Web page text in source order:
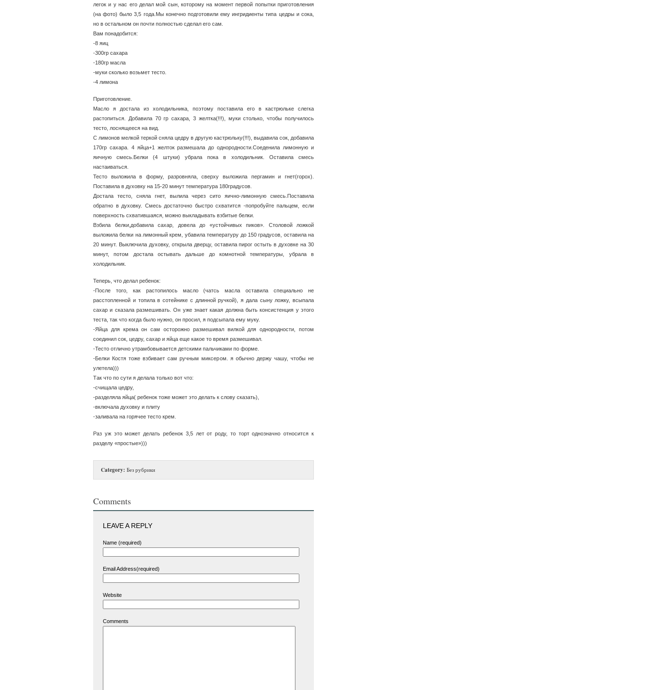
легок и у нас его делал мой сын, которому на момент первой попытки приготовления
(на фото) было 3,5 года.Мы конечно подготовили ему ингридиенты типа цедры и сока,
но в остальном он почти полностью сделал его сам.
Вам понадобится:
-8 яиц
-300гр сахара
-180гр масла
-муки сколько возьмет тесто.
-4 лимона
Приготовление.
Масло я достала из холодильника, поэтому поставила его в кастрюльке слегка
растопиться. Добавила 70 гр сахара, 3 желтка(!!!), муки столько, чтобы получилось
тесто, лоснящееся на вид.
С лимонов мелкой теркой сняла цедру в другую кастрюльку(!!!), выдавила сок, добавила
170гр сахара. 4 яйца+1 желток размешала до однородности.Соеденила лимонную и
яичную смесь.Белки (4 штуки) убрала пока в холодильник. Оставила смесь
настаиваться.
Тесто выложила в форму, разровняла, сверху выложила пергамин и гнет(горох).
Поставила в духовку на 15-20 минут температура 180градусов.
Достала тесто, сняла гнет, вылила через сито яично-лимонную смесь.Поставила
обратно в духовку. Смесь достаточно быстро схватится -попробуйте пальцем, если
поверхность схватившаяся, можно выкладывать взбитые белки.
Взбила белки,добавила сахар, довела до «устойчивых пиков». Столовой ложкой
выложила белки на лимонный крем, убавила температуру до 150 градусов, оставила на
20 минут. Выключила духовку, открыла дверцу, оставила пирог остыть в духовке на 30
минут, потом достала остывать дальше до комнотной температуры, убрала в
холодильник.
Теперь, что делал ребенок:
-После того, как растопилось масло (чатсь масла оставила специально не
расстопленной и топила в сотейнике с длинной ручкой), я дала сыну ложку, всыпала
сахар и сказала размешивать. Он уже знает какая должна быть консистенция у этого
теста, так что когда было нужно, он просил, я подсыпала ему муку.
-Яйца для крема он сам осторожно размешивал вилкой для однородности, потом
соединил сок, цедру, сахар и яйца еще какое то время размешивал.
-Тесто отлично утрамбовывается детскими пальчиками по форме.
-Белки Костя тоже взбивает сам ручным миксером. я обычно держу чашу, чтобы не
улетела)))
Так что по сути я делала только вот что:
-счищала цедру,
-разделяла яйца( ребенок тоже может это делать к слову сказать),
-включала духовку и плиту
-заливала на горячее тесто крем.
Раз уж это может делать ребенок 3,5 лет от роду, то торт однозначно относится к
разделу «простые»)))
Category: Без рубрики
Comments
LEAVE A REPLY
Name (required)
Email Address(required)
Website
Comments